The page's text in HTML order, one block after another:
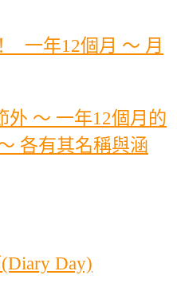
一年12個月 ～ 月
外 ～ 一年12個月的
各有其名稱與涵
Day)